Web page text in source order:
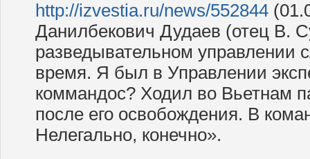
http://izvestia.ru/news/552844
Данилбекович Дудаев (отец В.
разведывательном управлении
время. Я был в Управлении
коммандос? Ходил во Вьетнам
после его освобождения. В
Нелегально, конечно».